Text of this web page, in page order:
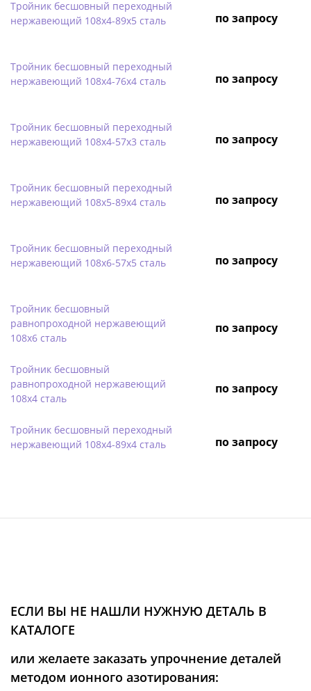
Тройник бесшовный переходный
нержавеющий 108х4-89х5 сталь
по запросу
Тройник бесшовный переходный
нержавеющий 108х4-76х4 сталь
по запросу
Тройник бесшовный переходный
нержавеющий 108х4-57х3 сталь
по запросу
Тройник бесшовный переходный
нержавеющий 108х5-89х4 сталь
по запросу
Тройник бесшовный переходный
нержавеющий 108х6-57х5 сталь
по запросу
Тройник бесшовный
равнопроходной нержавеющий
108х6 сталь
по запросу
Тройник бесшовный
равнопроходной нержавеющий
108х4 сталь
по запросу
Тройник бесшовный переходный
нержавеющий 108х4-89х4 сталь
по запросу
ЕСЛИ ВЫ НЕ НАШЛИ НУЖНУЮ ДЕТАЛЬ В
КАТАЛОГЕ
или желаете заказать упрочнение деталей
методом ионного азотирования: